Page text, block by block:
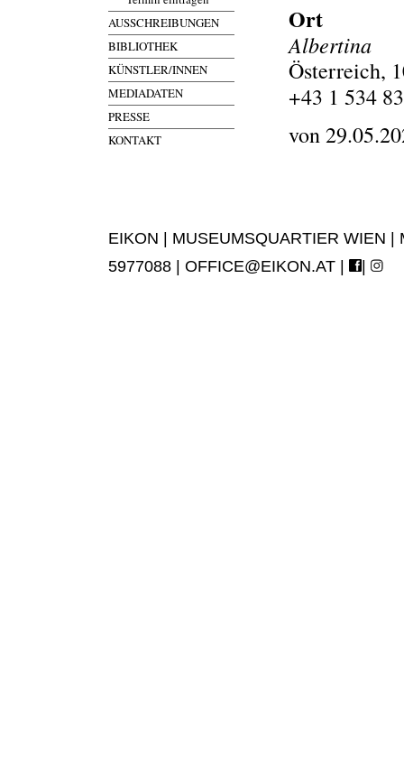
AUSSCHREIBUNGEN
BIBLIOTHEK
KÜNSTLER/INNEN
MEDIADATEN
PRESSE
KONTAKT
Ort
Albertina
Österreich,
+43 1 534
von
EIKON | MUSEUMSQUARTIER WIEN
5977088 | OFFICE@EIKON.AT | |